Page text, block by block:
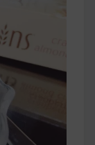
讓你一次搞